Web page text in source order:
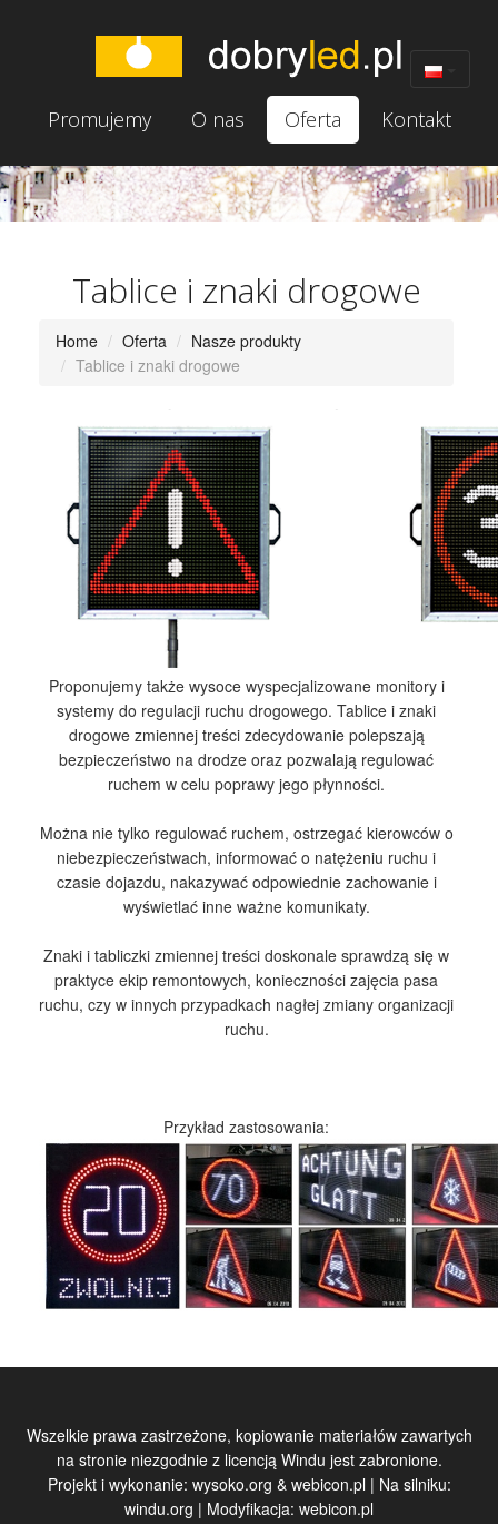
Promujemy O nas Oferta Kontakt
Tablice i znaki drogowe
Home Oferta
Nasze produkty
Tablice i znaki drogowe
Proponujemy także wysoce wyspecjalizowane monitory i
systemy do regulacji ruchu drogowego. Tablice i znaki
drogowe zmiennej treści zdecydowanie polepszają
bezpieczeństwo na drodze oraz pozwalają regulować
ruchem w celu poprawy jego płynności.
Można nie tylko regulować ruchem, ostrzegać kierowców o
niebezpieczeństwach, informować o natężeniu ruchu i
czasie dojazdu, nakazywać odpowiednie zachowanie i
wyświetlać inne ważne komunikaty.
Znaki i tabliczki zmiennej treści doskonale sprawdzą się w
praktyce ekip remontowych, konieczności zajęcia pasa
ruchu, czy w innych przypadkach nagłej zmiany organizacji
ruchu.
Przykład zastosowania:
Wszelkie prawa zastrzeżone, kopiowanie materiałów zawartych
na stronie niezgodnie z licencją Windu jest zabronione.
Projekt i wykonanie: wysoko.org & webicon.pl | Na silniku:
windu.org | Modyfikacja: webicon.pl